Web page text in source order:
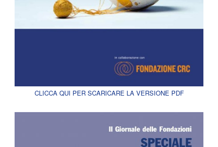
CLICCA QUI PER SCARICARE LA VERSIONE PDF